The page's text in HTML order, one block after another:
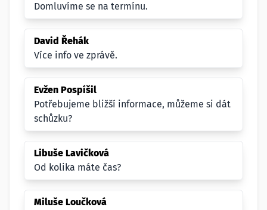
Domluvíme se na termínu.
David Řehák
Více info ve zprávě.
Evžen Pospíšil
Potřebujeme bližší informace, můžeme si dát
schůzku?
Libuše Lavičková
Od kolika máte čas?
Miluše Loučková